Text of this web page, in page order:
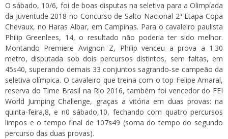
O sábado, 10/6, foi de boas disputas na seletiva para a Olimpíada
da Juventude 2018 no Concurso de Salto Nacional 2ª Etapa Copa
Chevaux, no Haras Albar, em Campinas. Para o cavaleiro paulista
Philip Greenlees, 14, o resultado não poderia ter sido melhor.
Montando Premiere Avignon Z, Philip venceu a prova a 1.30
metro, disputada sob dois percursos distintos, sem faltas, em
45s40, superando demais 33 conjuntos sagrando-se campeão da
seletiva olímpica. O cavaleiro que treina com o top Felipe Amaral,
reserva do Time Brasil na Rio 2016, também foi vencedor do FEI
World Jumping Challenge, graças a vitória em duas provas: na
quinta-feira,8, e n0 sábado,10, fechando com quatro percursos
limpos e o tempo final de 107s49 (soma do tempo do segundo
percurso das duas provas).